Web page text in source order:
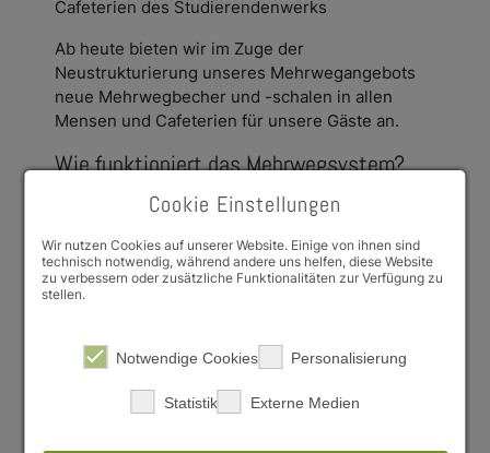
Cafeterien des Studierendenwerks
Ab heute bieten wir im Zuge der
Neustrukturierung unseres Mehrwegangebots
neue Mehrwegbecher und -schalen in allen
Mensen und Cafeterien für unsere Gäste an.
Wie funktioniert das Mehrwegsystem?
Das Mehrwegangebot ist in allen
gastronomischen Einrichtungen des
Studierendenwerks an der Kasse gegen einen
Pfandpreis erhältlich:
Mehrwegschale inklusive Deckel: 5,00€
Pfand
Cookie Einstellungen
Wir nutzen Cookies auf unserer Website. Einige von ihnen sind
technisch notwendig, während andere uns helfen, diese Website
zu verbessern oder zusätzliche Funktionalitäten zur Verfügung zu
stellen.
Notwendige Cookies Personalisierung
Statistik Externe Medien